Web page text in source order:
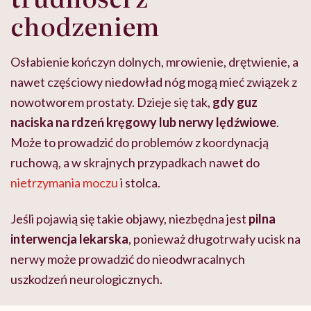
chodzeniem
Osłabienie kończyn dolnych, mrowienie, drętwienie, a
nawet częściowy niedowład nóg mogą mieć związek z
nowotworem prostaty. Dzieje się tak, gdy guz
naciska na rdzeń kręgowy lub nerwy lędźwiowe.
Może to prowadzić do problemów z koordynacją
ruchową, a w skrajnych przypadkach nawet do
nietrzymania moczui stolca.
Jeśli pojawią się takie objawy, niezbędna jest pilna
interwencja lekarska, ponieważ długotrwały ucisk na
nerwy może prowadzić do nieodwracalnych
uszkodzeń neurologicznych.